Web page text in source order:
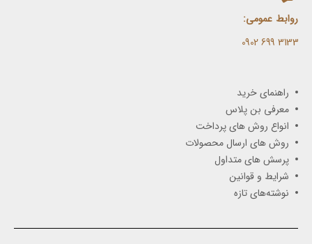
روابط عمومی:
3133 699 0902​
راهنمای خرید
معرفی بن پلاس
انواع روش های پرداخت
روش های ارسال محصولات
پرسش های متداول
شرایط و قوانین
نوشته‌های تازه